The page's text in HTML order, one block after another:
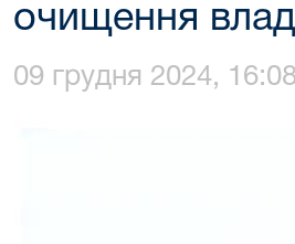
очищення
09 грудня 2024, 16:08